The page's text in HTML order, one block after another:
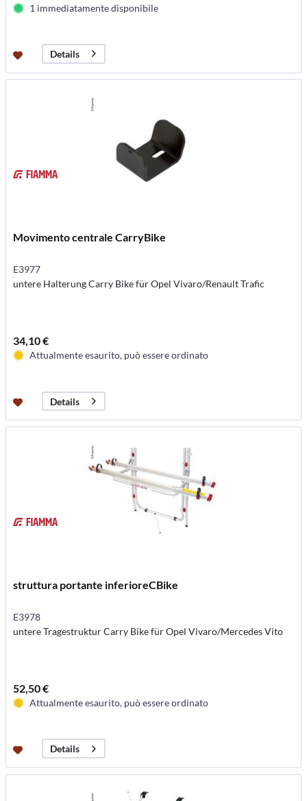
1 immediatamente disponibile
Details
Movimento centrale CarryBike
E3977
untere Halterung Carry Bike für Opel Vivaro/Renault Trafic
34,10 €
Attualmente esaurito, può essere ordinato
Details
struttura portante inferioreCBike
E3978
untere Tragestruktur Carry Bike für Opel Vivaro/Mercedes Vito
52,50 €
Attualmente esaurito, può essere ordinato
Details